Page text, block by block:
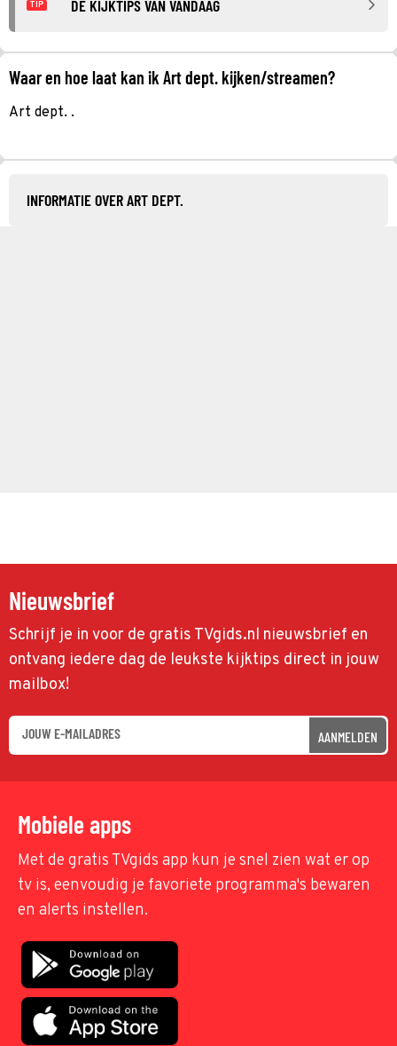
TIP DE KIJKTIPS VAN VANDAAG
Waar en hoe laat kan ik Art dept. kijken/streamen?
Art dept. .
INFORMATIE OVER ART DEPT.
Nieuwsbrief
Schrijf je in voor de gratis TVgids.nl nieuwsbrief en
ontvang iedere dag de leukste kijktips direct in jouw
mailbox!
AANMELDEN
Mobiele apps
Met de gratis TVgids app kun je snel zien wat er op
tv is, eenvoudig je favoriete programma's bewaren
en alerts instellen.